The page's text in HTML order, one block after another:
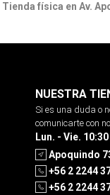
Tienda física en Av.
NUESTRA
Si es una duda o
comunicarte con
Lun. - Vie.
Apoquindo
+56 2 2244
+56 2 2244